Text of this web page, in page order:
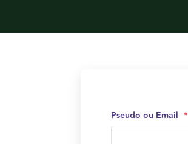
Pseudo ou Email *